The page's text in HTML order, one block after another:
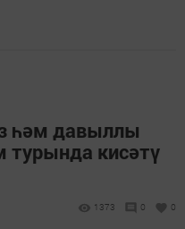
һәм давыллы
кисәтү
1373 0 0